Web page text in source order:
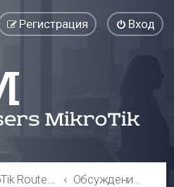
Вход
Регистрация
MikroTik RouterOS Обсуждение RouterOS